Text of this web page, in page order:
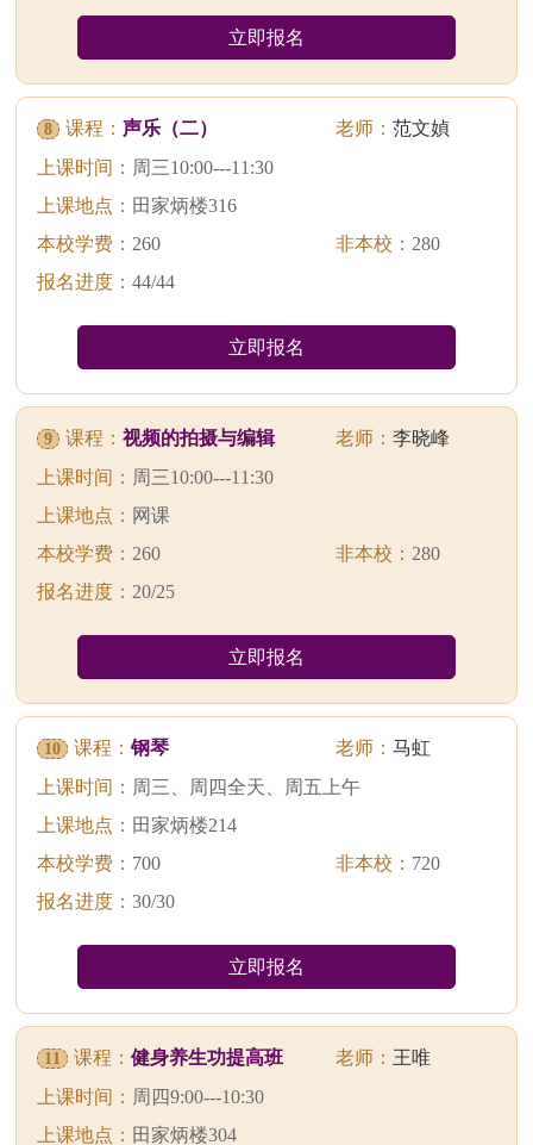
立即报名
8 课程：声乐（二） 老师： 范文媜
上课时间： 周三10:00---11:30
上课地点： 田家炳楼316
本校学费： 260 非本校： 280
报名进度：44/44
立即报名
9 课程：视频的拍摄与编辑 老师： 李晓峰
上课时间： 周三10:00---11:30
上课地点： 网课
本校学费： 260 非本校： 280
报名进度： 20/25
立即报名
10 课程：钢琴 老师： 马虹
上课时间： 周三、周四全天、周五上午
上课地点： 田家炳楼214
本校学费： 700 非本校： 720
报名进度：30/30
立即报名
11 课程：健身养生功提高班 老师： 王唯
上课时间： 周四9:00---10:30
上课地点： 田家炳楼304